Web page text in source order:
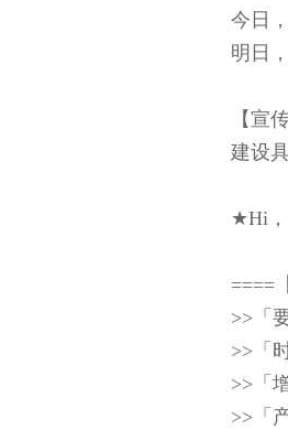
今日
明日
【宣
建设
★Hi，
====
>>「
>>「
>>「
>>「